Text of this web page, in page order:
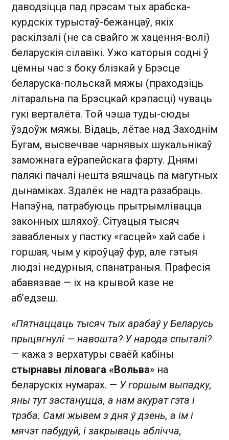
даводзіцца пад прэсам тых арабска-
курдскіх турыстаў-бежанцаў, якіх
раскілзалі (не са свайго ж хацення-волі)
беларускія сілавікі. Ужо каторыя содні ў
цёмны час з боку блізкай у Брэсце
беларуска-польскай мяжы (праходзіць
літаральна па Брэсцкай крэпасці) чуваць
гукі верталёта. Той чэша туды-сюды
ўздоўж мяжы. Відаць, лётае над Заходнім
Бугам, высвечвае чарнявых шукальнікаў
заможнага еўрапейскага фарту. Днямі
палякі пачалі нешта вяшчаць па магутных
дынаміках. Здалёк не надта разабраць.
Напэўна, патрабуюць прытрымлівацца
законных шляхоў. Сітуацыя тысяч
завабленых у пастку «гасцей» хай сабе і
горшая, чым у кіроўцаў фур, але гэтыя
людзі недурныя, спанатраныя. Прафесія
абавязвае — іх на крывой казе не
аб’едзеш.
«Пятнаццаць тысяч тых арабаў у Беларусь
прыцягнулі — навошта? У народа спыталі?
— кажа з верхатуры сваёй кабіны
стырнавы ліловага «Вольва» на
беларускіх нумарах. — У горшым выпадку,
яны тут застануцца, а нам акурат гэта і
трэба. Самі жывем з дня ў дзень, а ім і
мячэт пабудуй, і закрываць аблічча,